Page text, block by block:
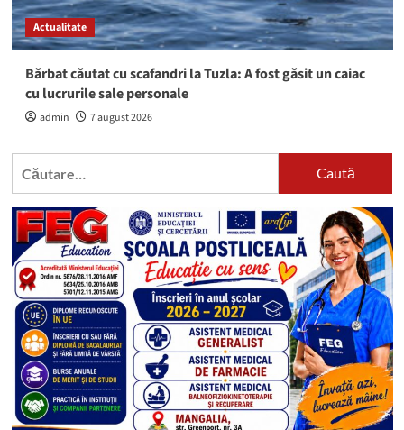
Actualitate
Bărbat căutat cu scafandri la Tuzla: A fost găsit un caiac
cu lucrurile sale personale
admin 7 august 2026
Caută